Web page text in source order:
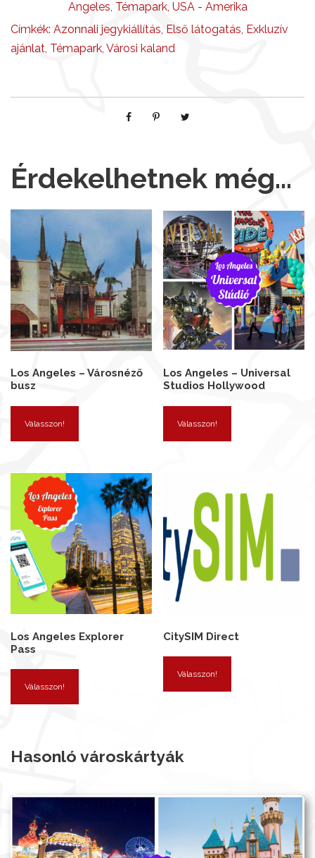
Angeles, Témapark, USA - Amerika
Címkék: Azonnali jegykiállítás, Első látogatás, Exkluzív
ajánlat, Témapark, Városi kaland
Érdekelhetnek még…
Los Angeles – Városnéző
busz
Válasszon!
Los Angeles – Universal
Studios Hollywood
Válasszon!
Los Angeles Explorer
Pass
Válasszon!
CitySIM Direct
Válasszon!
Hasonló városkártyák